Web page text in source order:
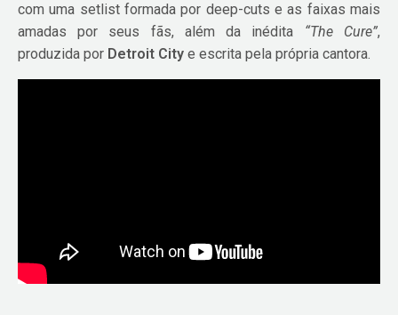
com uma setlist formada por deep-cuts e as faixas mais
amadas por seus fãs, além da inédita “The Cure”,
produzida por Detroit City e escrita pela própria cantora.